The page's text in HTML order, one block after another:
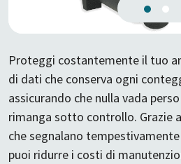
Proteggi costantemente il tuo
di dati che conserva ogni
assicurando che nulla vada
rimanga sotto controllo. Grazie
che segnalano
puoi ridurre i costi di